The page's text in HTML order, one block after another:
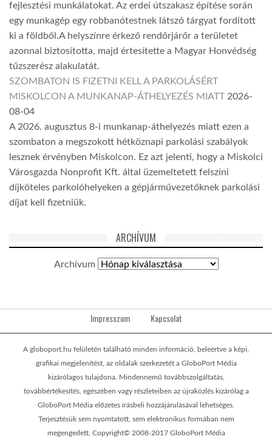
fejlesztési munkálatokat. Az erdei útszakasz építése során
egy munkagép egy robbanótestnek látszó tárgyat fordított
ki a földből.A helyszínre érkező rendőrjárőr a területet
azonnal biztosította, majd értesítette a Magyar Honvédség
tűzszerész alakulatát.
SZOMBATON IS FIZETNI KELL A PARKOLÁSÉRT
MISKOLCON A MUNKANAP-ÁTHELYEZÉS MIATT 2026-
08-04
A 2026. augusztus 8-i munkanap-áthelyezés miatt ezen a
szombaton a megszokott hétköznapi parkolási szabályok
lesznek érvényben Miskolcon. Ez azt jelenti, hogy a Miskolci
Városgazda Nonprofit Kft. által üzemeltetett felszíni
díjköteles parkolóhelyeken a gépjárművezetőknek parkolási
díjat kell fizetniük.
ARCHÍVUM
Archívum
Impresszum Kapcsolat
A globoport.hu felületén található minden információ, beleértve a képi,
grafikai megjelenítést, az oldalak szerkezetét a GloboPort Média
kizárólagos tulajdona. Mindennemű továbbszolgáltatás,
továbbértékesítés, egészében vagy részleteiben az újraközlés kizárólag a
GloboPort Média előzetes írásbeli hozzájárulásával lehetséges.
Terjesztésük sem nyomtatott, sem elektronikus formában nem
megengedett. Copyright© 2008-2017 GloboPort Média